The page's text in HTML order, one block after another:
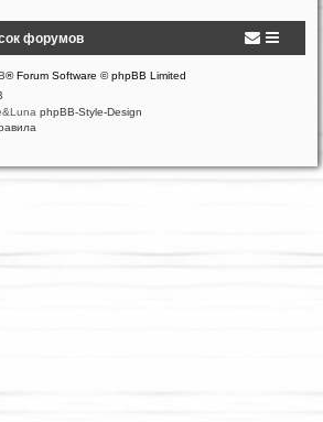
форумов
® Forum Software © phpBB Limited
phpBB-Style-Design